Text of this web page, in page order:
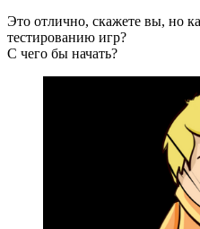
Это отлично, скажете вы, но
тестированию игр?
С чего бы начать?